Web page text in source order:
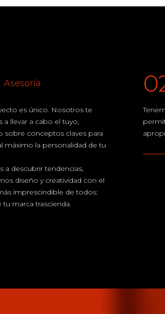
Asesoría
es único. Nosotros te
a llevar a cabo el tuyo,
sobre conceptos claves para
máximo la personalidad de tu
a descubrir tendencias,
diseño y creatividad con el
imprescindible de todos:
tu marca trascienda.